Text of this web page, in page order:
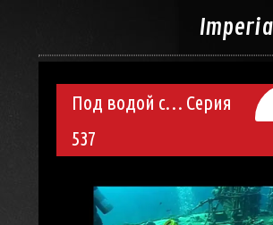
Под водой с… Серия
537